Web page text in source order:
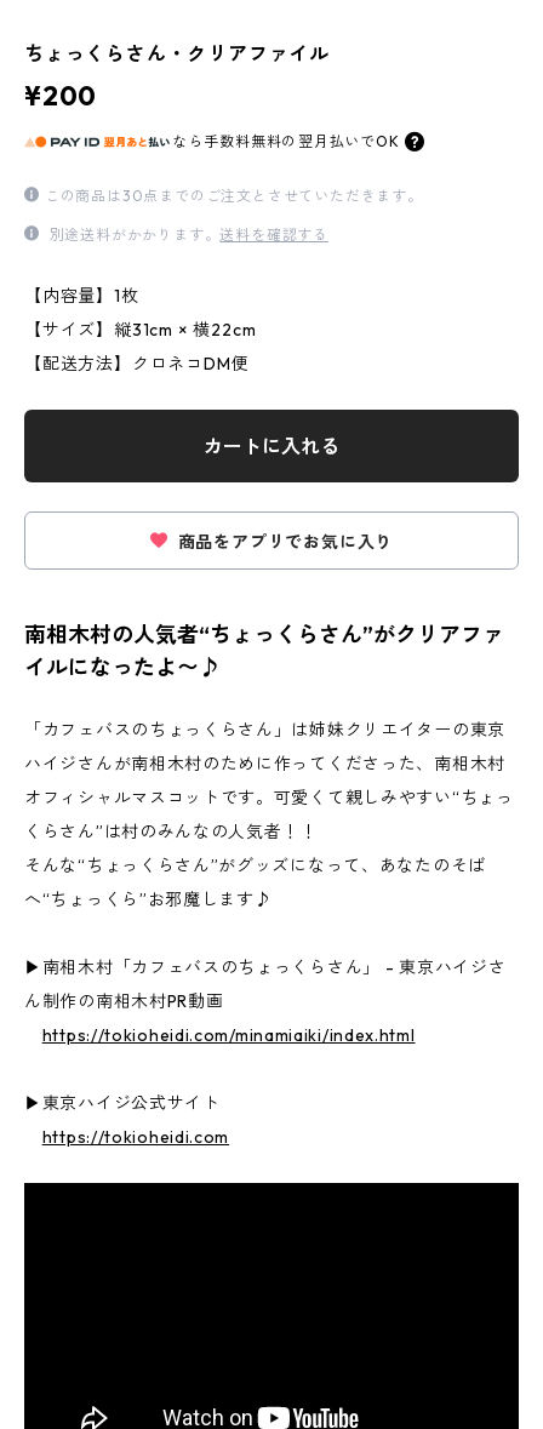
ちょっくらさん・クリアファイル
¥200
なら 手数料無料の 翌月払いでOK
この商品は30点までのご注文とさせていただきます。
別途送料がかかります。送料を確認する
【内容量】1枚
【サイズ】縦31cm × 横22cm
【配送方法】クロネコDM便
カートに入れる
商品をアプリでお気に入り
南相木村の人気者“ちょっくらさん”がクリアファ
イルになったよ〜♪
「カフェバスのちょっくらさん」は姉妹クリエイターの東京
ハイジさんが南相木村のために作ってくださった、南相木村
オフィシャルマスコットです。可愛くて親しみやすい“ちょっ
くらさん”は村のみんなの人気者！！
そんな“ちょっくらさん”がグッズになって、あなたのそば
へ“ちょっくら”お邪魔します♪
▶︎南相木村「カフェバスのちょっくらさん」 - 東京ハイジさ
ん制作の南相木村PR動画
https://tokioheidi.com/minamiaiki/index.html
▶︎東京ハイジ公式サイト
https://tokioheidi.com